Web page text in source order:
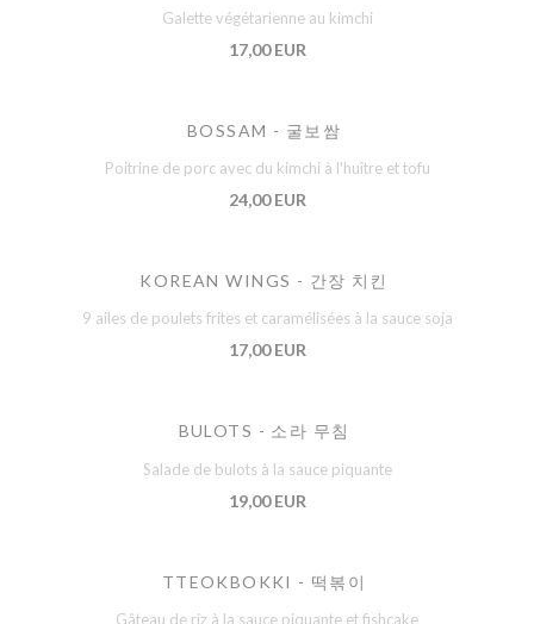
Galette végétarienne au kimchi
17,00 EUR
BOSSAM - 굴보쌈
Poitrine de porc avec du kimchi à l'huître et tofu
24,00 EUR
KOREAN WINGS - 간장 치킨
9 ailes de poulets frites et caramélisées à la sauce soja
17,00 EUR
BULOTS - 소라 무침
Salade de bulots à la sauce piquante
19,00 EUR
TTEOKBOKKI - 떡볶이
Gâteau de riz à la sauce piquante et fishcake